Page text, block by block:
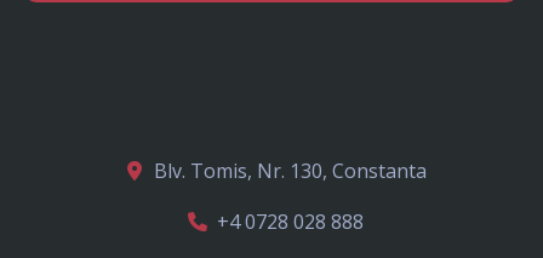
Blv. Tomis, Nr. 130, Constanta
+4 0728 028 888